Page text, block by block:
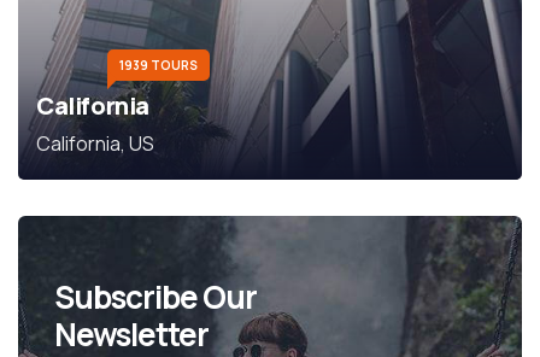
1939 TOURS
California
California, US
Subscribe Our
Newsletter